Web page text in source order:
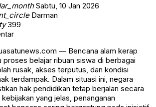
Sabtu, 10 Jan 2026
Darman
399
— Bencana alam kerap
proses belajar ribuan siswa di berbagai
rusak, akses terputus, dan kondisi
terdampak. Dalam situasi ini, negara
hak pendidikan tetap berjalan secara
yang jelas, penanganan